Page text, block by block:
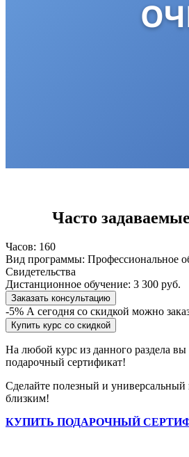
Часто
Часов: 160
Вид программы: Профессиональное
Свидетельства
Дистанционное обучение: 3 300 руб.
Заказать консультацию
-5% А сегодня со скидкой можно
Купить курс со скидкой
На любой курс из данного раздела
подарочный сертификат!
Сделайте полезный и универсальный
близким!
КУПИТЬ ПОДАРОЧНЫЙ